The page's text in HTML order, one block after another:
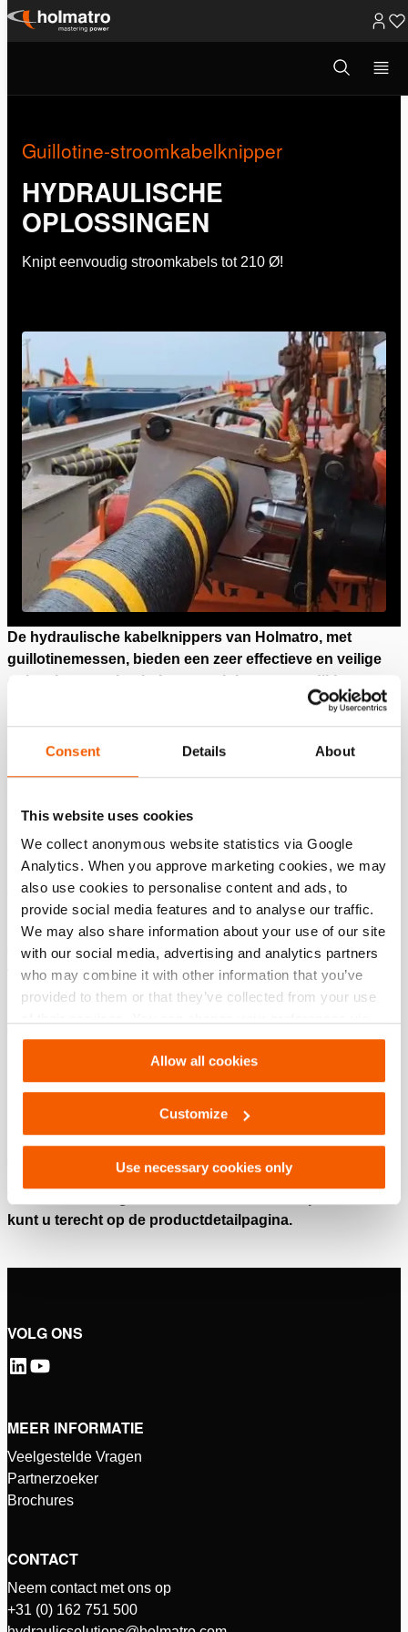
Consent Details About
This website uses cookies
We collect anonymous website statistics via Google
Analytics. When you approve marketing cookies, we may
also use cookies to personalise content and ads, to
provide social media features and to analyse our traffic.
We may also share information about your use of our site
with our social media, advertising and analytics partners
who may combine it with other information that you’ve
provided to them or that they’ve collected from your use
Settings. See ourcookiestatement.
Allow all cookies
Customize
Use necessary cookies only
Ga
Open
zoekvenster
Guillotine-stroom...
Guillotine-stroomkabelknipper
HYDRAULISCHE
OPLOSSINGEN
Knipt eenvoudig stroomkabels tot 210 Ø!
De hydraulische kabelknippers van Holmatro, met
guillotinemessen, bieden een zeer effectieve en veilige
oplossing voor het knippen en inkorten van dikke
In tegenstelling tot slijpen of naaien
bieden deze scharen een veiliger alternatief met minder
Ze zijn ontworpen voor intensief gebruik en werken met een
aan industriële toepassingen, waaronder(offshore)
installatie-, demontage-, sloop- en
ontmantelingsprojecten.
Bovendien kunnen deze scharen in alle posities worden
gebruikt, ook onder water, waardoor ze veelzijdig zijn in
verschillende werkomstandigheden.
De nieuwste toevoeging aan de Holmatro-familie
nauwe samenwerking met Van Oord, een expert in de
ideale oplossing voor hetefficiënt knippen van kabels,
umbilicals en flexibele kabels met een diameter tot 210
mm in productie-, installatie- en
decommissioningomgevingen.
Voor een volledig overzicht en technische specificaties
kunt u terecht op de productdetailpagina.
VOLG ONS
MEER INFORMATIE
Veelgestelde Vragen
Partnerzoeker
Brochures
CONTACT
Neem contact met ons op
+31 (0) 162 751 500